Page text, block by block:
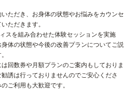
ただき、お身体の状態やお悩みをカウンセ
ただきます。
スを組み合わせた体験セッションを実施
身体の状態や今後の改善プランについてご説
は回数券や月額プランのご案内もしておりま
誘は行っておりませんのでご安心くださ
ご利用も大歓迎です。